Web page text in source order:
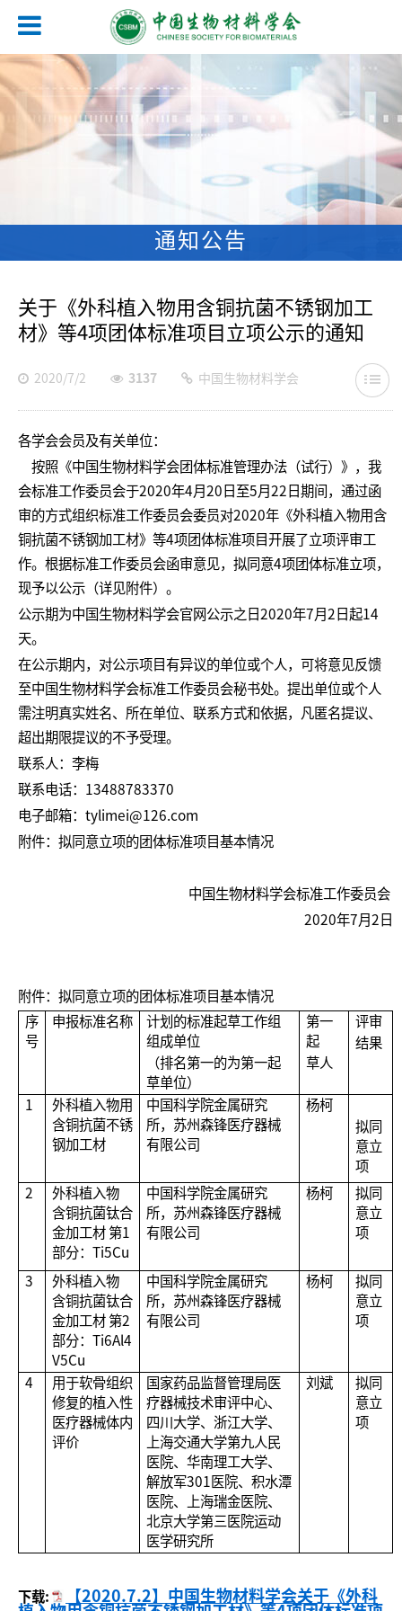
通知公告
关于《外科植入物用含铜抗菌不锈钢加工
材》等4项团体标准项目立项公示的通知
2020/7/2 3137 中国生物材料学会
各学会会员及有关单位：
按照《中国生物材料学会团体标准管理办法（试行）》，我
会标准工作委员会于2020年4月20日至5月22日期间，通过函
审的方式组织标准工作委员会委员对2020年《外科植入物用含
铜抗菌不锈钢加工材》等4项团体标准项目开展了立项评审工
作。根据标准工作委员会函审意见，拟同意4项团体标准立项，
现予以公示（详见附件）。
公示期为中国生物材料学会官网公示之日2020年7月2日起14
天。
在公示期内，对公示项目有异议的单位或个人，可将意见反馈
至中国生物材料学会标准工作委员会秘书处。提出单位或个人
需注明真实姓名、所在单位、联系方式和依据，凡匿名提议、
超出期限提议的不予受理。
联系人：李梅
联系电话：13488783370
电子邮箱：tylimei@126.com
附件：拟同意立项的团体标准项目基本情况
中国生物材料学会标准工作委员会
2020年7月2日
附件：拟同意立项的团体标准项目基本情况
序
号
申报标准名称
计划的标准起草工作组
组成单位
（排名第一的为第一起
草单位）
第一
起
草人
评审
结果
1
外科植入物用
含铜抗菌不锈
钢加工材
中国科学院金属研究
所，苏州森锋医疗器械
有限公司
杨柯
拟同
意立
项
2
外科植入物
含铜抗菌钛合
金加工材 第1
部分：Ti5Cu
中国科学院金属研究
所，苏州森锋医疗器械
有限公司
杨柯
拟同
意立
项
3
外科植入物
含铜抗菌钛合
金加工材 第2
部分：Ti6Al4
V5Cu
中国科学院金属研究
所，苏州森锋医疗器械
有限公司
杨柯
拟同
意立
项
4
用于软骨组织
修复的植入性
医疗器械体内
评价
国家药品监督管理局医
疗器械技术审评中心、
四川大学、浙江大学、
上海交通大学第九人民
医院、华南理工大学、
解放军301医院、积水潭
医院、上海瑞金医院、
北京大学第三医院运动
医学研究所
刘斌
拟同
意立
项
下载:
【2020.7.2】中国生物材料学会关于《外科